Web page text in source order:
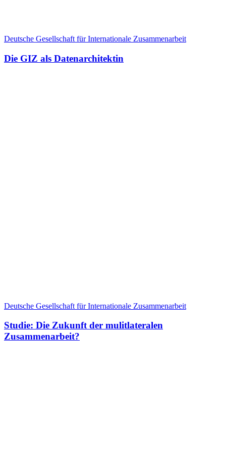
Deutsche Gesellschaft für Internationale Zusammenarbeit
Die GIZ als Datenarchitektin
Deutsche Gesellschaft für Internationale Zusammenarbeit
Studie: Die Zukunft der mulitlateralen
Zusammenarbeit?